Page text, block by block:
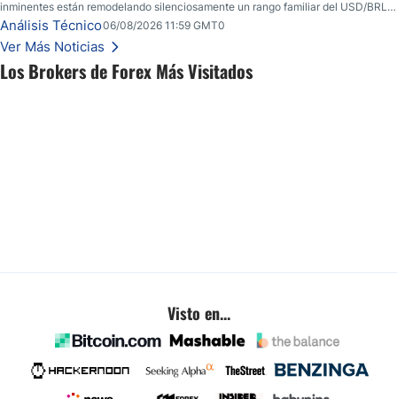
Los Brokers de Forex Más Visitados
inminentes están remodelando silenciosamente un rango familiar del USD/BRL.
Una reducción de tasas por parte del banco central de Brasil y unas elecciones
inminentes están remodelando silenciosamente un rango familiar del USD/BRL.
Esto es lo que los traders están observando a continuación.
Análisis Técnico06/08/2026 11:59 GMT0
Ver Más Noticias
Visto en...